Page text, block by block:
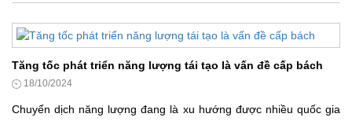
Tăng tốc phát triển năng lượng tái tạo là vấn đề cấp bách
18/10/2024
Chuyển dịch năng lượng đang là xu hướng được nhiều quốc gia